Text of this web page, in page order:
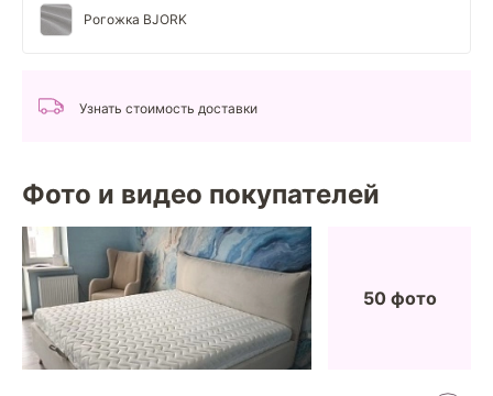
Рогожка BJORK
Узнать стоимость доставки
Фото и видео покупателей
50 фото